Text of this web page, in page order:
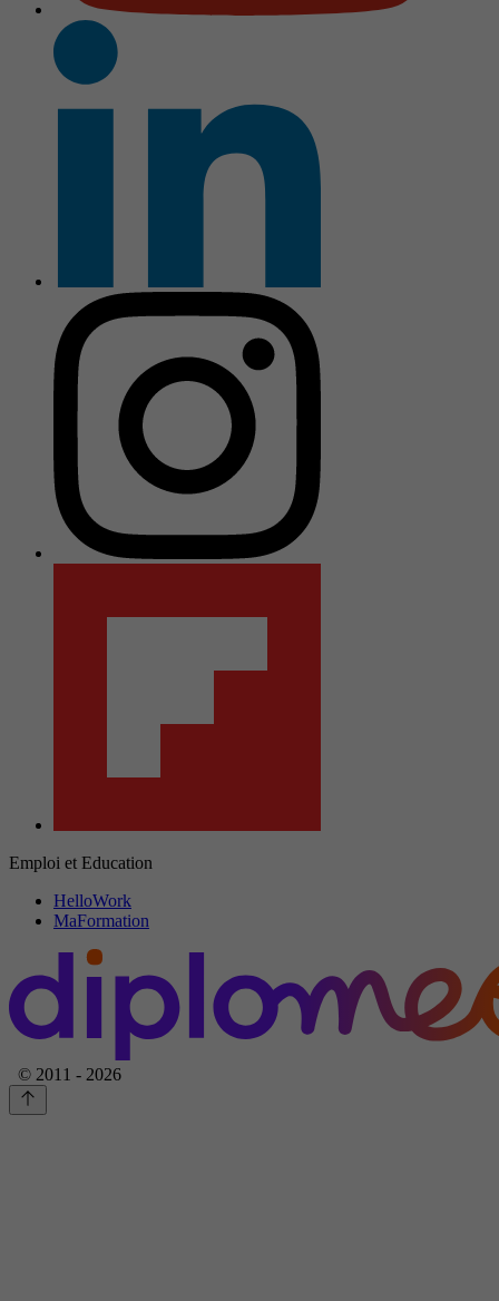
Emploi et Education
HelloWork
MaFormation
© 2011 - 2026